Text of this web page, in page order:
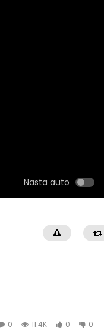
Nästa auto
0 11.4K 0 0